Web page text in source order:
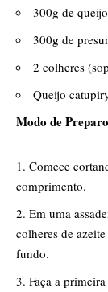
​300g de
​300g de
​2 colheres
​Queijo
Modo de Preparo
​Comece
comprimento.
​Em uma
colheres de
fundo.
​Faça a